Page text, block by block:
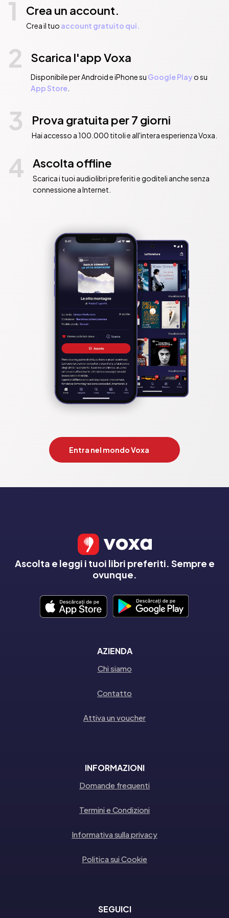
1 Crea un account.
Crea il tuo account gratuito qui.
2 Scarica l'app Voxa
Disponibile per Android e iPhone su Google Playo su
App Store.
3 Prova gratuita per 7 giorni
Hai accesso a 100.000 titoli e all'intera esperienza Voxa.
4 Ascolta offline
Scarica i tuoi audiolibri preferiti e goditeli anche senza
connessione a Internet.
Entra nel mondo Voxa
Ascolta e leggi i tuoi libri preferiti. Sempre e
ovunque.
AZIENDA
Chi siamo
Contatto
Attiva un voucher
INFORMAZIONI
Domande frequenti
Termini e Condizioni
Informativa sulla privacy
Politica sui Cookie
SEGUICI